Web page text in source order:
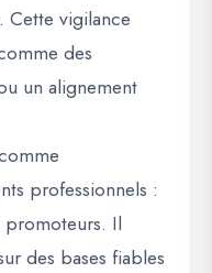
Cette vigilance
des
un alignement
professionnels :
Il
des bases fiables